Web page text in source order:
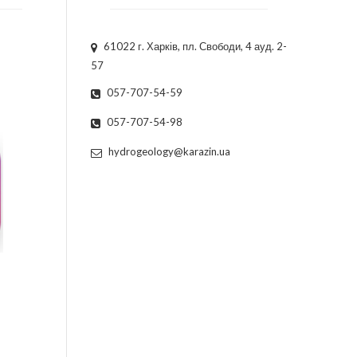
61022 г. Харків, пл. Свободи, 4 ауд. 2-
57
057-707-54-59
057-707-54-98
hydrogeology@karazin.ua